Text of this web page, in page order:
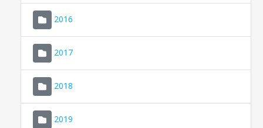
2016
2017
2018
2019